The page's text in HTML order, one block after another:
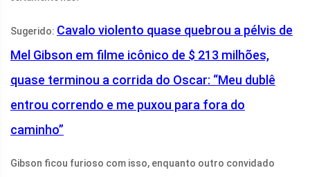
Sugerido: Cavalo violento quase quebrou a pélvis de
Mel Gibson em filme icônico de $ 213 milhões,
quase terminou a corrida do Oscar: “Meu dublê
entrou correndo e me puxou para fora do
caminho”
Gibson ficou furioso com isso, enquanto outro convidado